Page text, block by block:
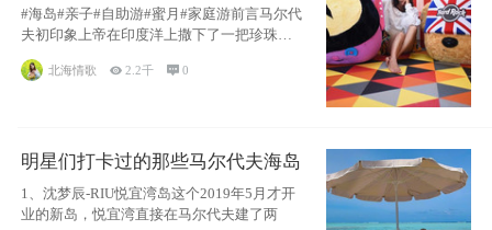
#海岛#亲子#自助游#蜜月#家庭游前言马尔代
夫初印象上帝在印度洋上撒下了一把珍珠，
北海情歌 2.2千 0
明星们打卡过的那些马尔代夫海岛
1、沈梦辰-RIU悦宜湾岛这个2019年5月才开
业的新岛，悦宜湾直接在马尔代夫建了两